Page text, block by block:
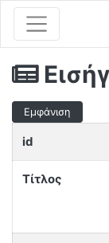
Εμφάνιση
id
Τίτλος